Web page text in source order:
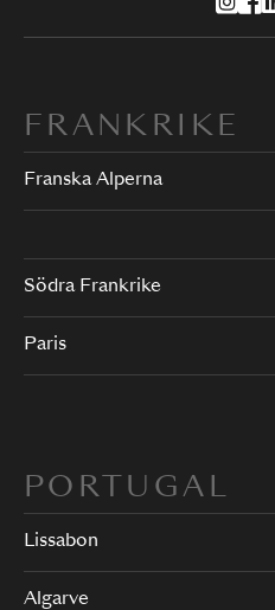
FRANKRIKE
Franska Alperna
Södra Frankrike
Paris
PORTUGAL
Lissabon
Algarve